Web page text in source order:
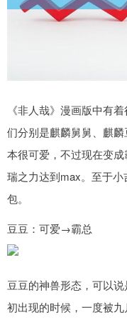
《非人哉》漫画版中有
们分别是麒麟舅舅、麒
本很可爱，不过现在变
瑞之力达到max。至于
包。
豆豆：可爱→霸总
豆豆的神兽形态，可以
初出现的时候，一度被